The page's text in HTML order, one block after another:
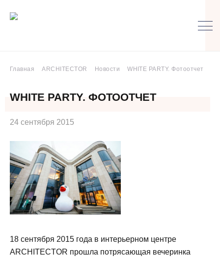
Главная ARCHITECTOR Новости WHITE PARTY. Фотоотчет
WHITE PARTY. ФОТООТЧЕТ
24 сентября 2015
18 сентября 2015 года в интерьерном центре
ARCHITECTOR прошла потрясающая вечеринка